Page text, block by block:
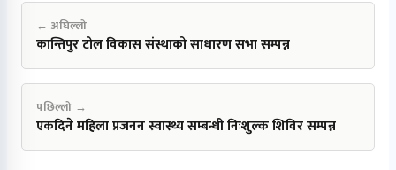
← अघिल्लो
कान्तिपुर टोल विकास संस्थाको साधारण सभा सम्पन्न
पछिल्लो →
एकदिने महिला प्रजनन स्वास्थ्य सम्बन्धी निःशुल्क शिविर सम्पन्न